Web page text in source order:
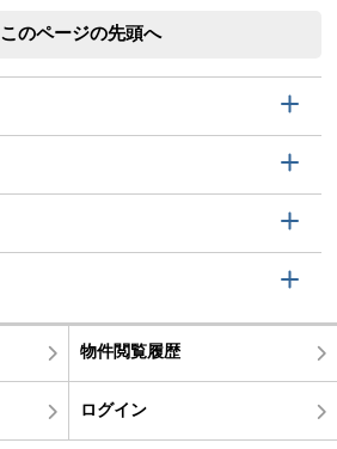
このページの先頭へ
物件閲覧履歴
ログイン